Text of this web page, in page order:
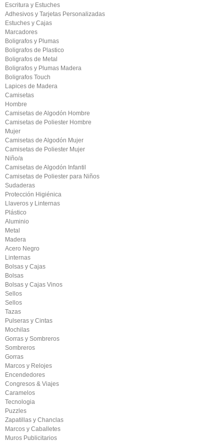
Escritura y Estuches
Adhesivos y Tarjetas Personalizadas
Estuches y Cajas
Marcadores
Boligrafos y Plumas
Boligrafos de Plastico
Boligrafos de Metal
Boligrafos y Plumas Madera
Boligrafos Touch
Lapices de Madera
Camisetas
Hombre
Camisetas de Algodón Hombre
Camisetas de Poliester Hombre
Mujer
Camisetas de Algodón Mujer
Camisetas de Poliester Mujer
Niño/a
Camisetas de Algodón Infantil
Camisetas de Poliester para Niños
Sudaderas
Protección Higiénica
Llaveros y Linternas
Plástico
Aluminio
Metal
Madera
Acero Negro
Linternas
Bolsas y Cajas
Bolsas
Bolsas y Cajas Vinos
Sellos
Sellos
Tazas
Pulseras y Cintas
Mochilas
Gorras y Sombreros
Sombreros
Gorras
Marcos y Relojes
Encendedores
Congresos & Viajes
Caramelos
Tecnologia
Puzzles
Zapatillas y Chanclas
Marcos y Caballetes
Muros Publicitarios